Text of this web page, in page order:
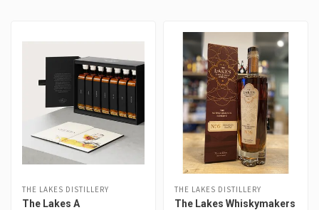
THE LAKES DISTILLERY
The Lakes A
THE LAKES DISTILLERY
The Lakes Whiskymakers